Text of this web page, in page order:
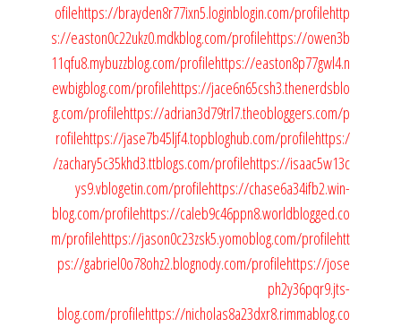
ofilehttps://brayden8r77ixn5.loginblogin.com/profilehttp
s://easton0c22ukz0.mdkblog.com/profilehttps://owen3b
11qfu8.mybuzzblog.com/profilehttps://easton8p77gwl4.n
ewbigblog.com/profilehttps://jace6n65csh3.thenerdsblo
g.com/profilehttps://adrian3d79trl7.theobloggers.com/p
rofilehttps://jase7b45ljf4.topbloghub.com/profilehttps:/
/zachary5c35khd3.ttblogs.com/profilehttps://isaac5w13c
ys9.vblogetin.com/profilehttps://chase6a34ifb2.win-
blog.com/profilehttps://caleb9c46ppn8.worldblogged.co
m/profilehttps://jason0c23zsk5.yomoblog.com/profilehtt
ps://gabriel0o78ohz2.blognody.com/profilehttps://jose
ph2y36pqr9.jts-
blog.com/profilehttps://nicholas8a23dxr8.rimmablog.co